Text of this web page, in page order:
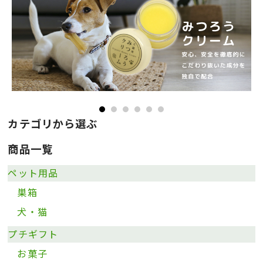
カテゴリから選ぶ
商品一覧
ペット用品
巣箱
犬・猫
プチギフト
お菓子